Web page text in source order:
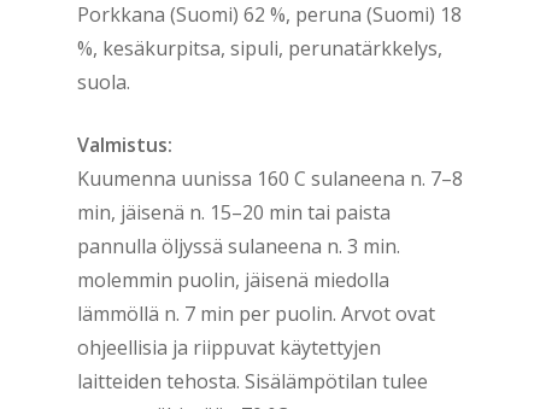
Porkkana (Suomi) 62 %, peruna (Suomi) 18
%, kesäkurpitsa, sipuli, perunatärkkelys,
suola.
Valmistus:
Kuumenna uunissa 160 C sulaneena n. 7–8
min, jäisenä n. 15–20 min tai paista
pannulla öljyssä sulaneena n. 3 min.
molemmin puolin, jäisenä miedolla
lämmöllä n. 7 min per puolin. Arvot ovat
ohjeellisia ja riippuvat käytettyjen
laitteiden tehosta. Sisälämpötilan tulee